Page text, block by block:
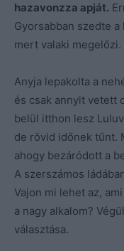
hazavonzza apját.
Gyorsabban szedte
mert valaki megelőzi.
Anyja lepakolta a
és csak annyit vetett
belül itthon lesz
de rövid időnek tűnt.
ahogy bezáródott a
A szerszámos
Vajon mi lehet az,
a nagy alkalom?
választása.